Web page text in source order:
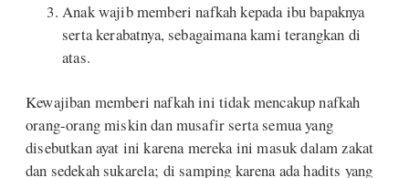
Anak wajib memberi nafkah kepada ibu bapaknya
serta kerabatnya, sebagaimana kami terangkan di
atas.
Kewajiban memberi nafkah ini tidak mencakup nafkah
orang-orang miskin dan musafir serta semua yang
disebutkan ayat ini karena mereka ini masuk dalam zakat
dan sedekah sukarela; di samping karena ada hadits yang